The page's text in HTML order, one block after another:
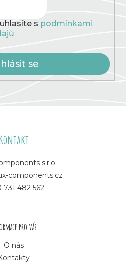
s podmínkami
se
s.r.o.
components.cz
731 482 562
pro vás
O nás